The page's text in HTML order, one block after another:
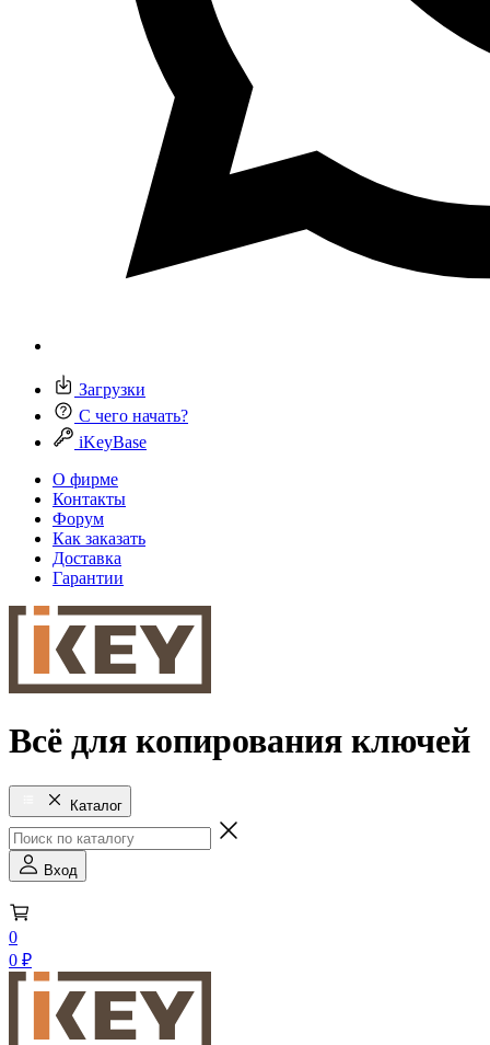
Загрузки
С чего начать?
iKeyBase
О фирме
Контакты
Форум
Как заказать
Доставка
Гарантии
Всё для копирования ключей
Каталог
Вход
0
0 ₽